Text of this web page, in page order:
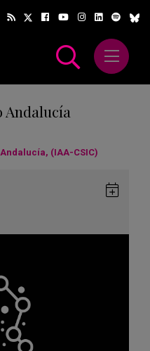
Abrir
Andalucía
(IAA-CSIC)